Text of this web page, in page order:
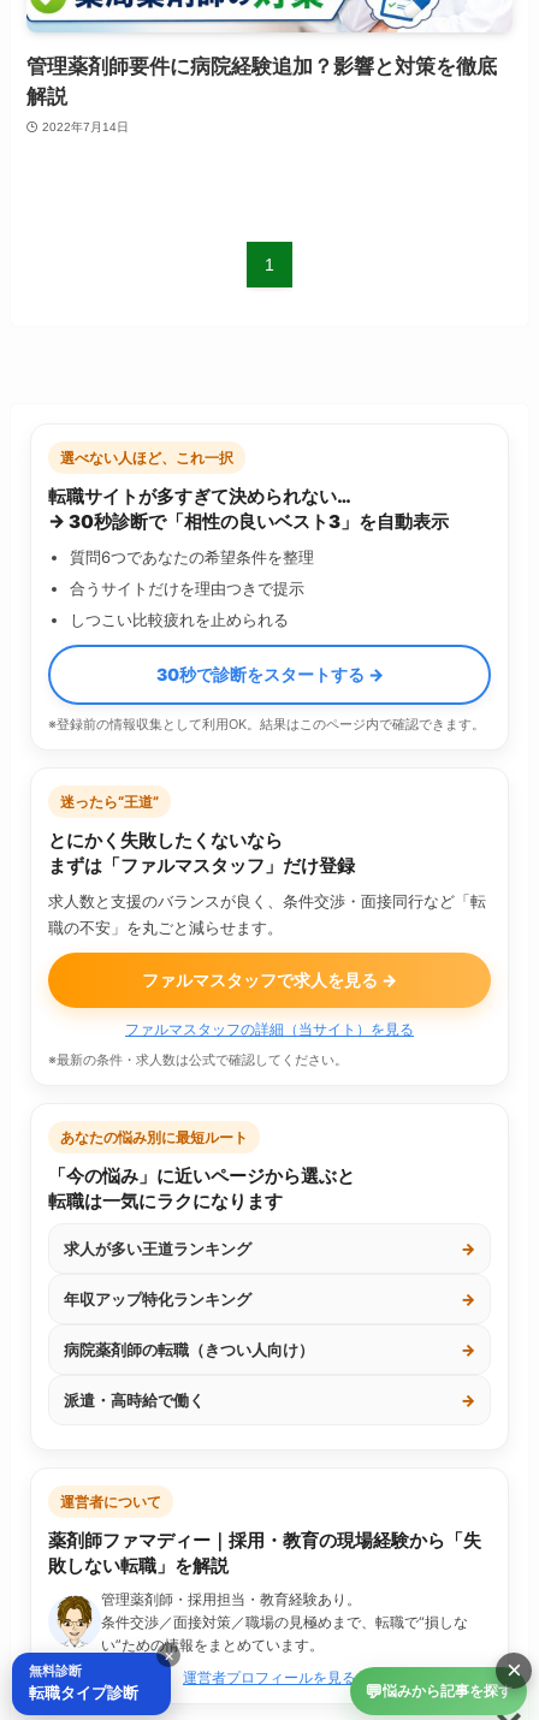
管理薬剤師要件に病院経験追加？影響と対策を徹底
解説
2022年7月14日
1
選べない人ほど、これ一択
転職サイトが多すぎて決められない…
→ 30秒診断で「相性の良いベスト3」を自動表示
質問6つであなたの希望条件を整理
合うサイトだけを理由つきで提示
しつこい比較疲れを止められる
30秒で診断をスタートする →
※登録前の情報収集として利用OK。結果はこのページ内で確認できます。
迷ったら“王道”
とにかく失敗したくないなら
まずは「ファルマスタッフ」だけ登録
求人数と支援のバランスが良く、条件交渉・面接同行など「転
職の不安」を丸ごと減らせます。
ファルマスタッフで求人を見る →
ファルマスタッフの詳細（当サイト）を見る
※最新の条件・求人数は公式で確認してください。
あなたの悩み別に最短ルート
「今の悩み」に近いページから選ぶと
転職は一気にラクになります
求人が多い王道ランキング →
年収アップ特化ランキング →
病院薬剤師の転職（きつい人向け） →
派遣・高時給で働く →
運営者について
薬剤師ファマディー｜採用・教育の現場経験から「失
敗しない転職」を解説
管理薬剤師・採用担当・教育経験あり。
条件交渉／面接対策／職場の見極めまで、転職で“損しな
い”ための情報をまとめています。
運営者プロフィールを見る
💬悩みから記事を探す
×
×
無料診断
転職タイプ診断